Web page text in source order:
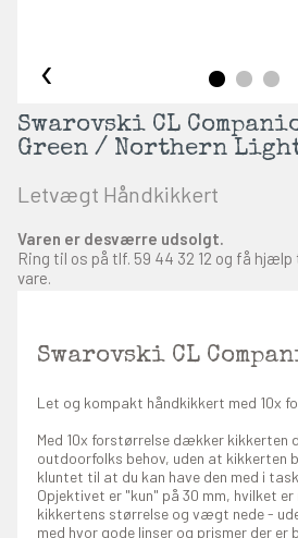
‹
Swarovski CL
Green / Northern
Letvægt Håndkikkert
Varen er desværre udsolgt.
Ring til os på tlf. 59 44 32 12 og få hjælp
vare.
Swarovski CL
Let og kompakt håndkikkert med 10x
Med 10x forstørrelse dækker kikkerten
outdoorfolks behov, uden at kikkerten
kluntet til at du kan have den med i
Opjektivet er "kun" på 30 mm, hvilket
kikkertens størrelse og vægt nede -
med hvor gode linser og prismer der er